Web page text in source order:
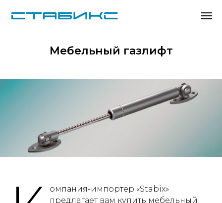
Мебельный газлифт
омпания-импортер «Stabix»
предлагает вам купить мебельный